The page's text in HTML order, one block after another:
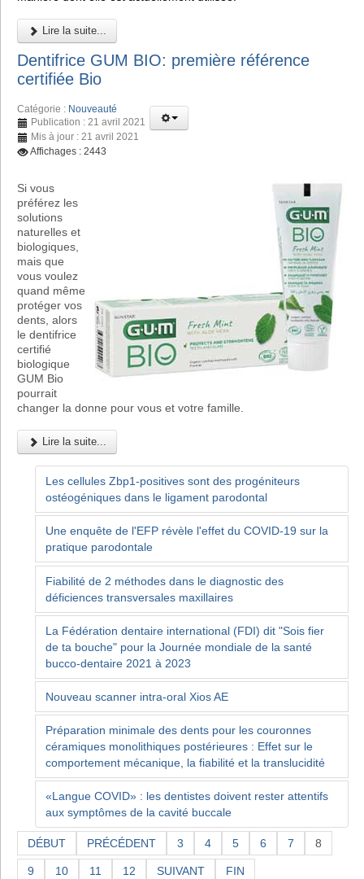
Lire la suite...
Dentifrice GUM BIO: première référence
certifiée Bio
Catégorie : Nouveauté
Publication : 21 avril 2021
Mis à jour : 21 avril 2021
Affichages : 2443
Si vous
préférez les
solutions
naturelles et
biologiques,
mais que
vous voulez
quand même
protéger vos
dents, alors
le dentifrice
certifié
biologique
GUM Bio
pourrait
changer la donne pour vous et votre famille.
Lire la suite...
Les cellules Zbp1-positives sont des progéniteurs
ostéogéniques dans le ligament parodontal
Une enquête de l'EFP révèle l'effet du COVID-19 sur la
pratique parodontale
Fiabilité de 2 méthodes dans le diagnostic des
déficiences transversales maxillaires
La Fédération dentaire international (FDI) dit "Sois fier
de ta bouche" pour la Journée mondiale de la santé
bucco-dentaire 2021 à 2023
Nouveau scanner intra-oral Xios AE
Préparation minimale des dents pour les couronnes
céramiques monolithiques postérieures : Effet sur le
comportement mécanique, la fiabilité et la translucidité
«Langue COVID» : les dentistes doivent rester attentifs
aux symptômes de la cavité buccale
DÉBUT PRÉCÉDENT 3 4 5 6 7 8
9 10 11 12 SUIVANT FIN